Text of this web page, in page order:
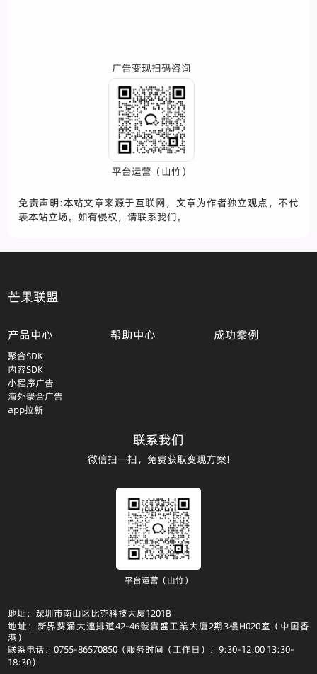
广告变现扫码咨询
平台运营（山竹）
免责声明:本站文章来源于互联网，文章为作者独立观点，不代
表本站立场。如有侵权，请联系我们。
芒果联盟
产品中心
聚合SDK
内容SDK
小程序广告
海外聚合广告
app拉新
帮助中心 成功案例
联系我们
微信扫一扫，免费获取变现方案!
平台运营（山竹）
地址：深圳市南山区比克科技大厦1201B
地址：新界葵涌大連排道42-46號貴盛工業大廈2期3樓H020室（中国香
港）
联系电话：0755-86570850（服务时间（工作日）：9:30-12:00 13:30-
18:30）